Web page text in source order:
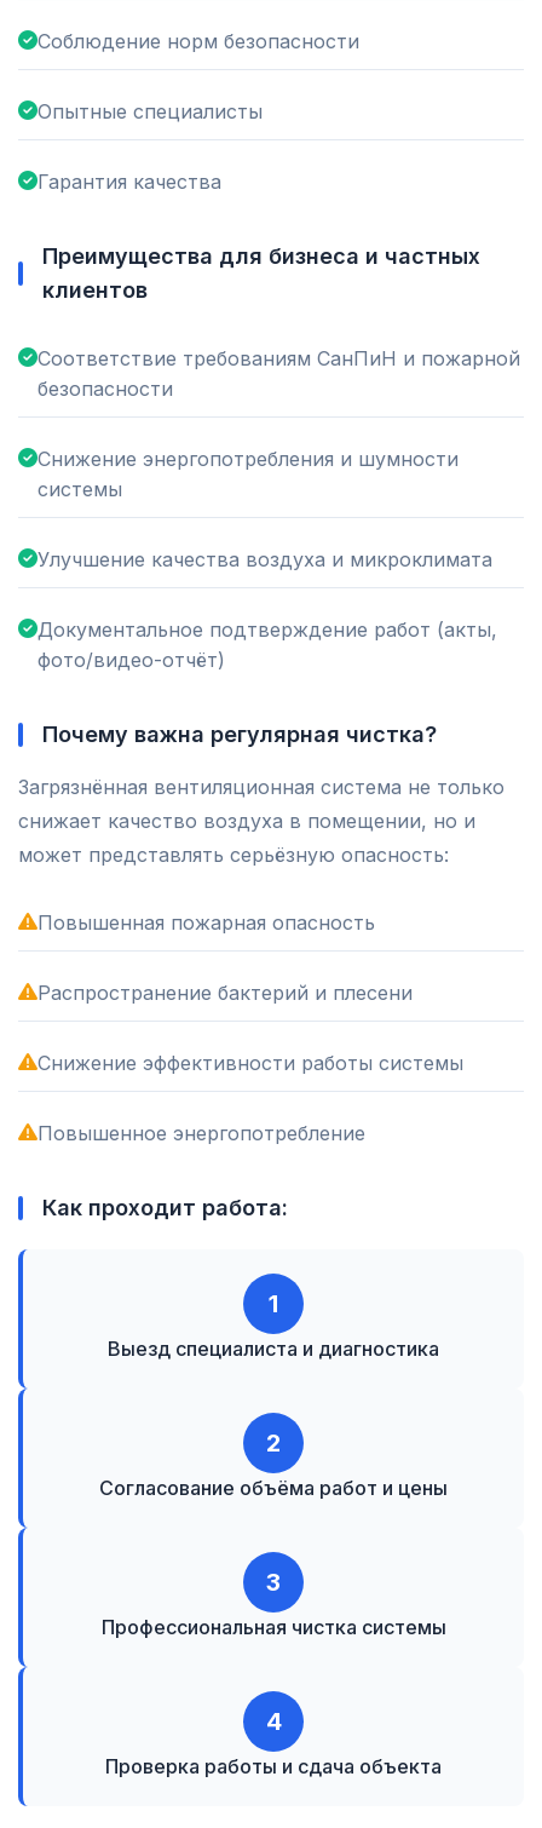
Соблюдение норм безопасности
Опытные специалисты
Гарантия качества
Преимущества для бизнеса и частных
клиентов
Соответствие требованиям СанПиН и пожарной
безопасности
Снижение энергопотребления и шумности
системы
Улучшение качества воздуха и микроклимата
Документальное подтверждение работ (акты,
фото/видео-отчёт)
Почему важна регулярная чистка?
Загрязнённая вентиляционная система не только
снижает качество воздуха в помещении, но и
может представлять серьёзную опасность:
Повышенная пожарная опасность
Распространение бактерий и плесени
Снижение эффективности работы системы
Повышенное энергопотребление
Как проходит работа:
1
Выезд специалиста и диагностика
2
Согласование объёма работ и цены
3
Профессиональная чистка системы
4
Проверка работы и сдача объекта